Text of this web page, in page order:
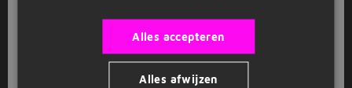
2.700 tot 3.400
Alles accepteren
Alles afwijzen